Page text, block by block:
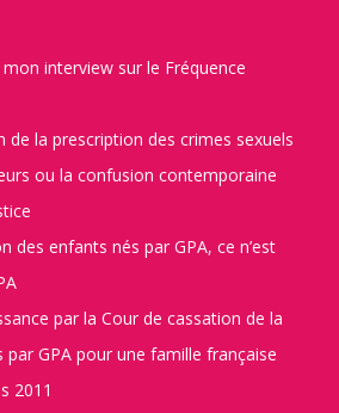
interview sur le Fréquence
de la prescription des crimes sexuels
ou la confusion contemporaine
des enfants nés par GPA, ce n’est
par la Cour de cassation de la
par GPA pour une famille française
2011